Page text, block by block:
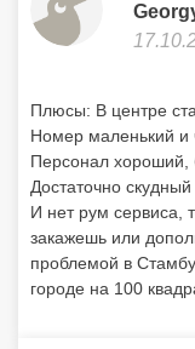
Плюсы: В центре
Номер маленький и
Персонал хороший,
Достаточно
И нет рум сервиса,
закажешь или
проблемой в
городе на 100